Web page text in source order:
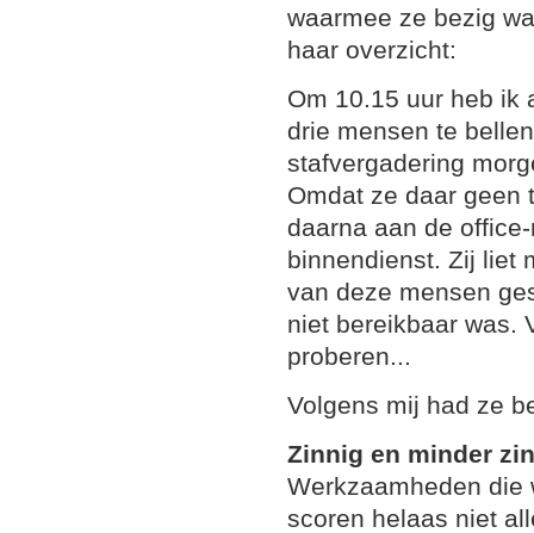
waarmee ze bezig
haar overzicht:
Om 10.15 uur heb ik
drie mensen te
stafvergadering
Omdat ze daar geen
daarna aan de
binnendienst. Zij liet
van deze mensen
niet bereikbaar was.
proberen...
Volgens mij had ze
Zinnig en minder
Werkzaamheden die
scoren helaas niet